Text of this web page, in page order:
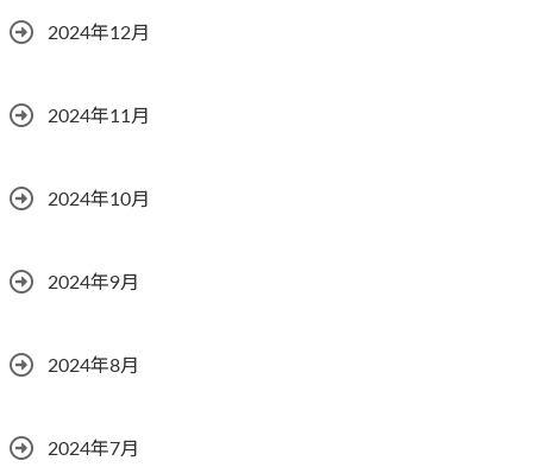
2024年12月
2024年11月
2024年10月
2024年9月
2024年8月
2024年7月